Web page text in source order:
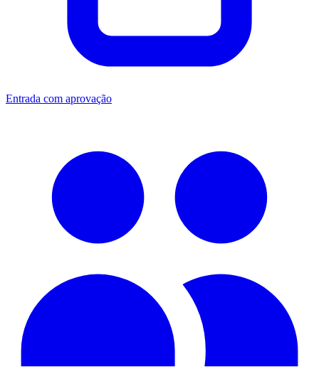
Entrada com aprovação